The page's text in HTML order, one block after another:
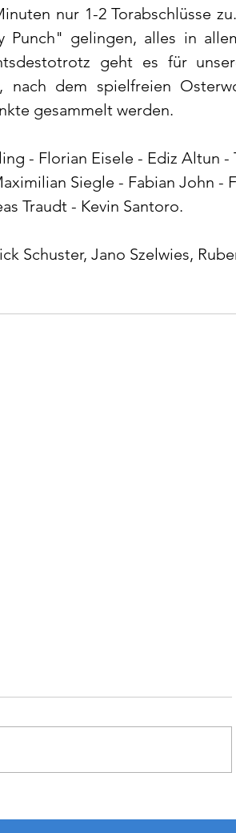
nur 1-2 Torabschlüsse
Punch" gelingen, alles in
geht es für
nach dem spielfreien
gesammelt werden.
- Florian Eisele - Ediz Altun -
Siegle - Fabian John -
Traudt - Kevin Santoro.
Schuster, Jano Szelwies,
(0:0)
empfing die SpG
für ihre
Zum
Partie